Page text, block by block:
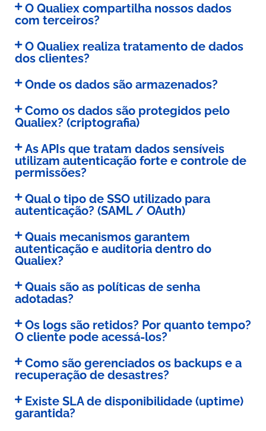
O Qualiex compartilha nossos dados
com terceiros?
O Qualiex realiza tratamento de dados
dos clientes?
Onde os dados são armazenados?
Como os dados são protegidos pelo
Qualiex? (criptografia)
As APIs que tratam dados sensíveis
utilizam autenticação forte e controle de
permissões?
Qual o tipo de SSO utilizado para
autenticação? (SAML / OAuth)
Quais mecanismos garantem
autenticação e auditoria dentro do
Qualiex?
Quais são as políticas de senha
adotadas?
Os logs são retidos? Por quanto tempo?
O cliente pode acessá-los?
Como são gerenciados os backups e a
recuperação de desastres?
Existe SLA de disponibilidade (uptime)
garantida?